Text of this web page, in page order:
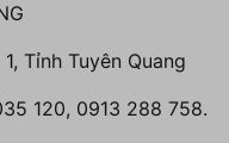
Tỉnh Tuyên Quang
120, 0913 288 758.